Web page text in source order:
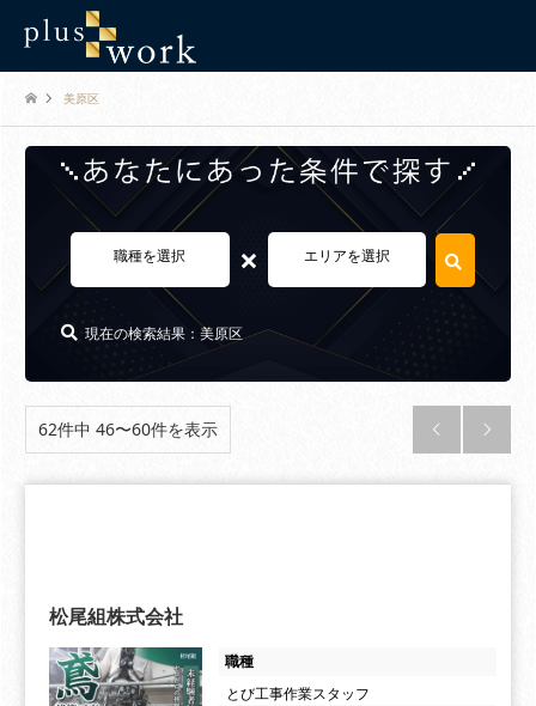
美原区
職種を選択 × エリアを選択
現在の検索結果：美原区
62件中 46〜60件を表示  
松尾組株式会社
職種
とび工事作業スタッフ